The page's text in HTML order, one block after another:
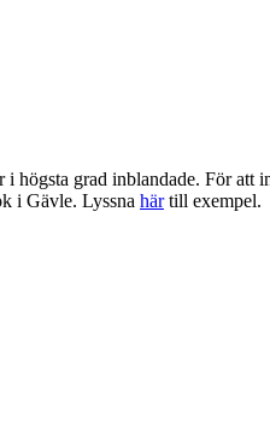
grad inblandade. För att
i Gävle. Lyssna härtill exempel.